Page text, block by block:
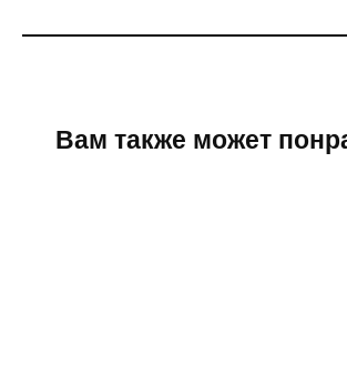
Вам также может